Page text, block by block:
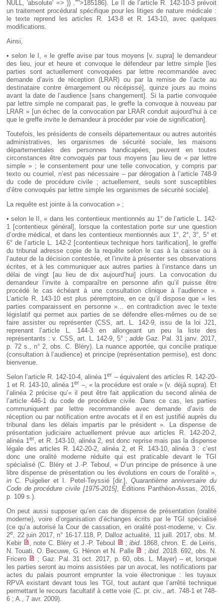
NULL, 'absolute' => )) .'"'>185186). Le II de l’article R. 142-10-3 prévoit
un traitement procédural spécifique pour les litiges de nature médicale :
le texte reprend les articles R. 143-8 et R. 143-10, avec quelques
modifications.
Ainsi,
• selon le I, « le greffe avise par tous moyens [v.supra] le demandeur
des lieu, jour et heure et convoque le défendeur par lettre simple [les
parties sont actuellement convoquées par lettre recommandée avec
demande d’avis de réception (LRAR) ou par la remise de l’acte au
destinataire contre émargement ou récépissé], quinze jours au moins
avant la date de l’audience [sans changement]. Si la partie convoquée
par lettre simple ne comparait pas, le greffe la convoque à nouveau par
LRAR » [un échec de la convocation par LRAR conduit aujourd’hui à ce
que le greffe invite le demandeur à procéder par voie de signification].
Toutefois, les présidents de conseils départementaux ou autres autorités
administratives, les organismes de sécurité sociale, les maisons
départementales des personnes handicapées, peuvent en toutes
circonstances être convoqués par tous moyens [au lieu de « par lettre
simple » ; le consentement pour une telle convocation, y compris par
texto ou courriel, n’est pas nécessaire – par dérogation à l’article 748-9
du code de procédure civile ; actuellement, seuls sont susceptibles
d’être convoqués par lettre simple les organismes de sécurité sociale].
La requête est jointe à la convocation » ;
• selon le II, « dans les contentieux mentionnés au 1° de l’article L. 142-
1 [contentieux général], lorsque la contestation porte sur une question
d’ordre médical, et dans les contentieux mentionnés aux 1°, 2°, 3°, 5° et
6° de l’article L. 142-2 [contentieux technique hors tarification], le greffe
du tribunal adresse copie de la requête selon le cas à la caisse ou à
l’auteur de la décision contestée, et l’invite à présenter ses observations
écrites, et à les communiquer aux autres parties à l’instance dans un
délai de vingt [au lieu de dix aujourd’hui] jours. La convocation du
demandeur l’invite à comparaître en personne afin qu’il puisse être
procédé le cas échéant à une consultation clinique à l’audience ».
L’article R. 143-10 est plus péremptoire, en ce qu’il dispose que « les
parties comparaissent en personne »… en contradiction avec le texte
législatif qui permet aux parties de se défendre elles-mêmes ou de se
faire assister ou représenter (CSS, art. L. 142-9, issu de la loi J21,
reprenant l’article L. 144-3 en allongeant un peu la liste des
représentants : v. CSS, art. L. 142-9, 5° ;adde Gaz. Pal. 31 janv. 2017,
p. 72 s., n° 2, obs. C. Bléry). La nuance apportée, qui concilie pratique
(consultation à l’audience) et principe (représentation permise), est donc
bienvenue.
Selon l’article R. 142-10-4, alinéa 1er – équivalent des articles R. 142-20-
1 et R. 143-10, alinéa 1er –, « la procédure est orale » (v. déjà supra). Et
l’alinéa 2 précise qu’« il peut être fait application du second alinéa de
l’article 446-1 du code de procédure civile. Dans ce cas, les parties
communiquent par lettre recommandée avec demande d’avis de
réception ou par notification entre avocats et il en est justifié auprès du
tribunal dans les délais impartis par le président ». La dispense de
présentation judiciaire actuellement prévue aux articles R. 142-20-2,
alinéa 1er, et R. 143-10, alinéa 2, est donc reprise mais pas la dispense
légale des articles R. 142-20-2, alinéa 2, et R. 143-10, alinéa 3 : c’est
donc une oralité moderne réduite qui est praticable devant le TGI
spécialisé (C. Bléry et J.-P. Teboul, « D’un principe de présence à une
libre dispense de présentation ou les évolutions en cours de l’oralité »,
in C. Puigelier et I. Petel-Teyssié [dir.], Quarantième anniversaire du
Code de procédure civile [1975-2015], Éditions Panthéon-Assas, 2016,
p. 109 s.).
On peut aussi supposer qu’en cas de dispense de présentation (oralité
moderne), voire d’organisation d’échanges écrits par le TGI spécialisé
(ce qu’a autorisé la Cour de cassation, en oralité post-moderne, v. Civ.
2e, 22 juin 2017, n° 16-17.118, P, Dalloz actualité, 11 juill. 2017, obs. M.
Kebir
, note C. Bléry et J.-P. Teboul ;ibid. 1868, chron. E. de Leiris,
N. Touati, O. Becuwe, G. Hénon et N. Palle
;ibid. 2018. 692, obs. N.
Fricero
; Gaz. Pal. 31 oct. 2017, p. 60, obs. L. Mayer) – et, lorsque
les parties seront au moins assistées par un avocat, les notifications par
actes du palais pourront emprunter la voie électronique : les tuyaux
RPVA existant devant tous les TGI, tout autant que l’arrêté technique
permettant le recours facultatif à cette voie (C. pr. civ., art. 748-1 et 748-
6 ; A., 7 avr. 2009).